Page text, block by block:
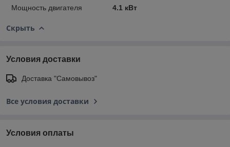
Мощность двигателя 4.1 кВт
Скрыть
Условия доставки
Доставка "Самовывоз"
Все условия доставки
Условия оплаты